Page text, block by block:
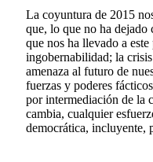
La coyuntura de 2015
que, lo que no ha dejado
que nos ha llevado a
ingobernabilidad; la
amenaza al futuro de
fuerzas y poderes
por intermediación de la
cambia, cualquier
democrática, incluyente,